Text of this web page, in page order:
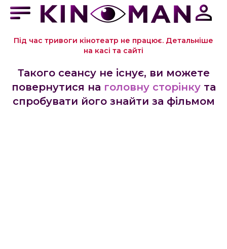
Під час тривоги кінотеатр не працює. Детальніше
на касі та сайті
Такого сеансу не існує, ви можете
повернутися на головну сторінку та
спробувати його знайти за фільмом